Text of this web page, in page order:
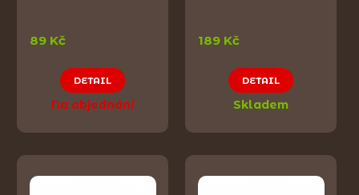
89 Kč
DETAIL
Na objednání
189 Kč
DETAIL
Skladem